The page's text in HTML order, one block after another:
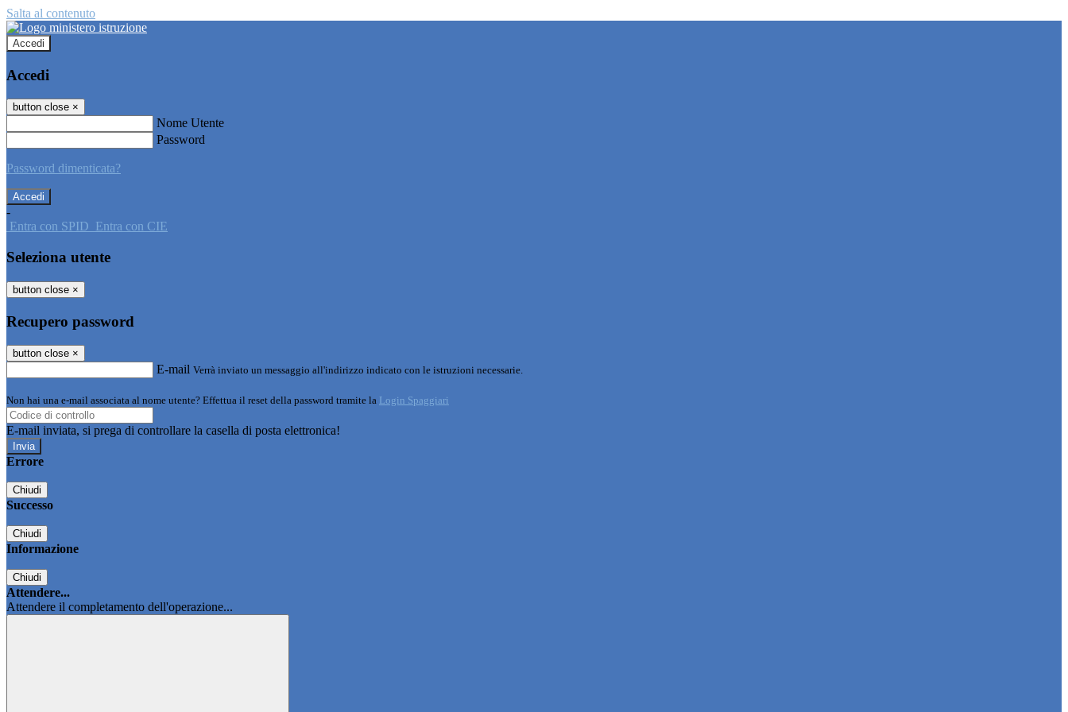
Salta al contenuto
Accedi
Accedi
button close ×
Nome Utente
Password
Password dimenticata?
-
Entra con SPID Entra con CIE
Seleziona utente
button close ×
Recupero password
button close ×
E-mail Verrà inviato un messaggio all'indirizzo indicato con le istruzioni necessarie.
Non hai una e-mail associata al nome utente? Effettua il reset della password tramite la Login Spaggiari
E-mail inviata, si prega di controllare la casella di posta elettronica!
Errore
Chiudi
Successo
Chiudi
Informazione
Chiudi
Attendere...
Attendere il completamento dell'operazione...